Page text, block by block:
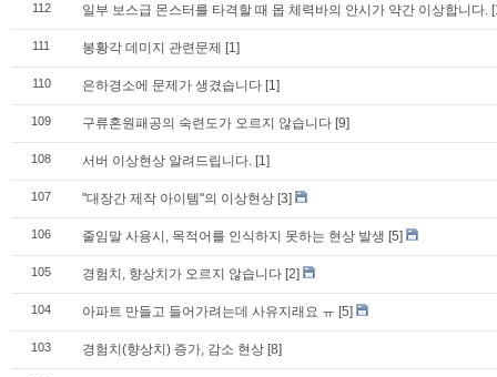
112 일부 보스급 몬스터를 타격할 때 몹 체력바의 안시가 약간 이상합니다.
111 봉황각 데미지 관련문제 [1]
110 은하경소에 문제가 생겼습니다 [1]
109 구류혼원패공의 숙련도가 오르지 않습니다 [9]
108 서버 이상현상 알려드립니다. [1]
107 "대장간 제작 아이템"의 이상현상 [3]
106 줄임말 사용시, 목적어를 인식하지 못하는 현상 발생 [5]
105 경험치, 향상치가 오르지 않습니다 [2]
104 아파트 만들고 들어가려는데 사유지래요 ㅠ [5]
103 경험치(향상치) 증가, 감소 현상 [8]